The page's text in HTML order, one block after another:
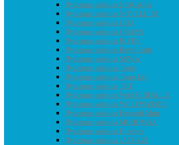
Душевые кабины NIAGARA
Душевые кабины NOVELLINI
Душевые кабины ODA
Душевые кабины ORANS
Душевые кабины RIVER
Душевые кабины Royal Bath
Душевые кабины SSWW
Душевые кабины Timo
Душевые кабины Timo Eco
Душевые кабины TKF
Душевые кабины WASSERFALLE
Душевые кабины WELTWASSER
Душевые кабины Водный Мир
Душевые кабины МОНОМАХ
Душевые кабины H-серия
Душевые кабины JACUZZI